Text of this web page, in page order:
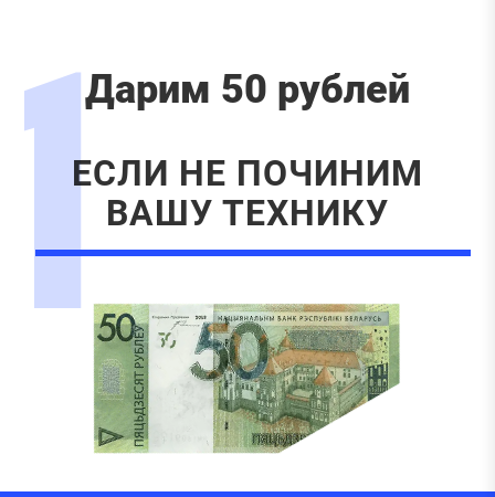
Дарим 50 рублей
ЕСЛИ НЕ ПОЧИНИМ
ВАШУ ТЕХНИКУ